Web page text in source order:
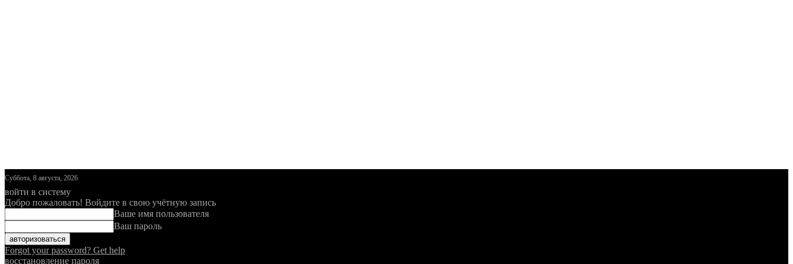
Суббота, 8 августа, 2026
войти в систему
Добро пожаловать! Войдите в свою учётную запись
Ваше имя пользователя
Ваш пароль
Forgot your password? Get help
восстановление пароля